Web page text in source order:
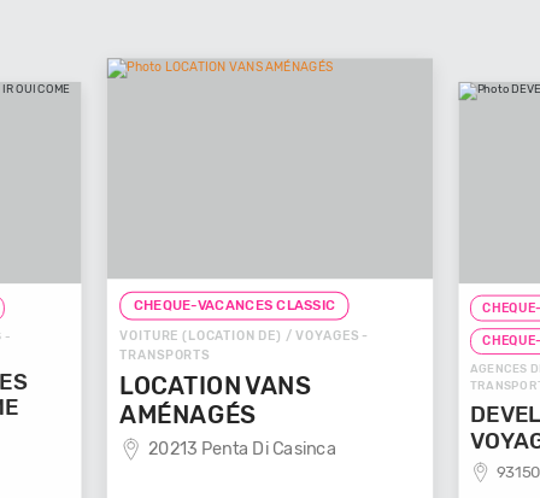
-
CHEQUE-VACANCES CLASSIC
VOITURE (LOCATION DE) / VOYAGES -
TRANSPORTS
LOCATION VANS
AMÉNAGÉS
20213 Penta Di Casinca
AGENCES